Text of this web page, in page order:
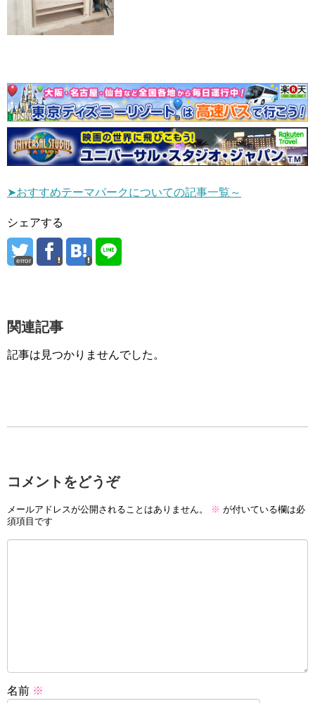
➤おすすめテーマパークについての記事一覧～
シェアする
error
関連記事
記事は見つかりませんでした。
コメントをどうぞ
メールアドレスが公開されることはありません。 ※ が付いている欄は必
須項目です
名前 ※